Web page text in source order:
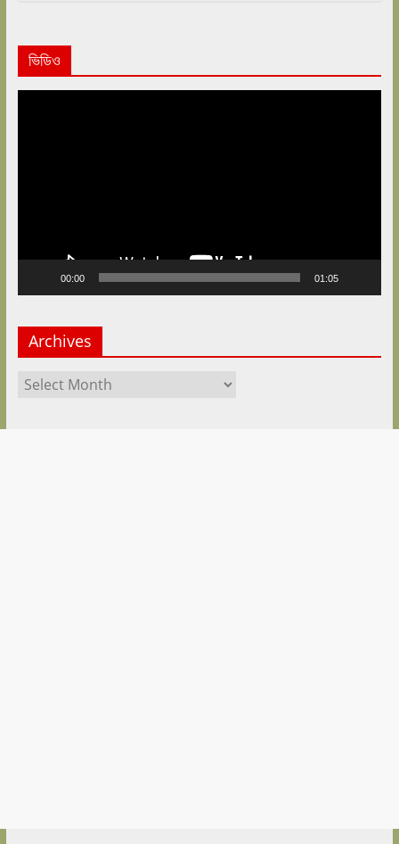
ভিডিও
00:00 01:05
Archives
Archives